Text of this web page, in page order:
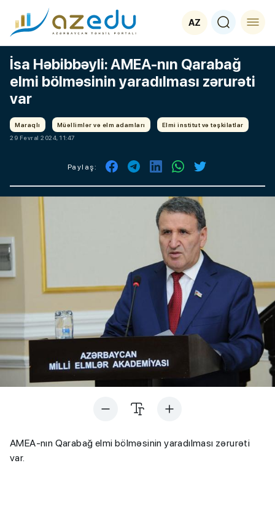
AZ
İsa Həbibbəyli: AMEA-nın Qarabağ
elmi bölməsinin yaradılması zərurəti
var
Maraqlı Müəllimlər və elm adamları
Elmi institut və təşkilatlar
29 Fevral 2024, 11:47
Paylaş:
AMEA-nın Qarabağ elmi bölməsinin yaradılması zərurəti
var.